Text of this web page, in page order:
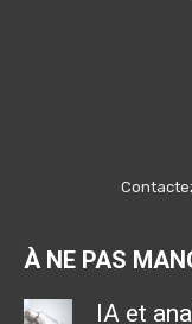
À NE PAS
IA et